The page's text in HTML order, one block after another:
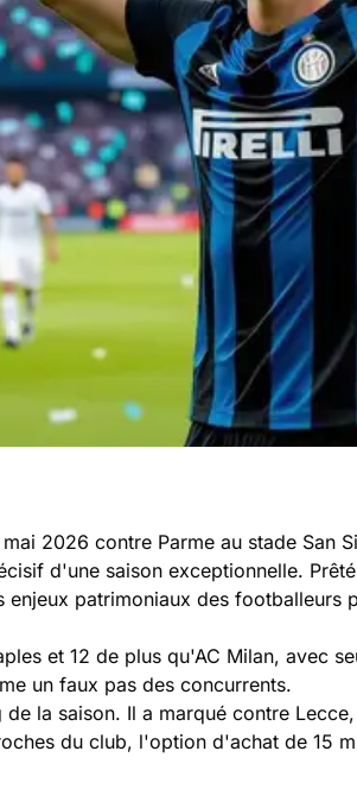
2026 contre Parme au stade
d'une saison exceptionnelle.
enjeux patrimoniaux des footballeurs
et 12 de plus qu'AC Milan, avec
un faux pas des concurrents.
la saison. Il a marqué contre
du club, l'option d'achat de 15